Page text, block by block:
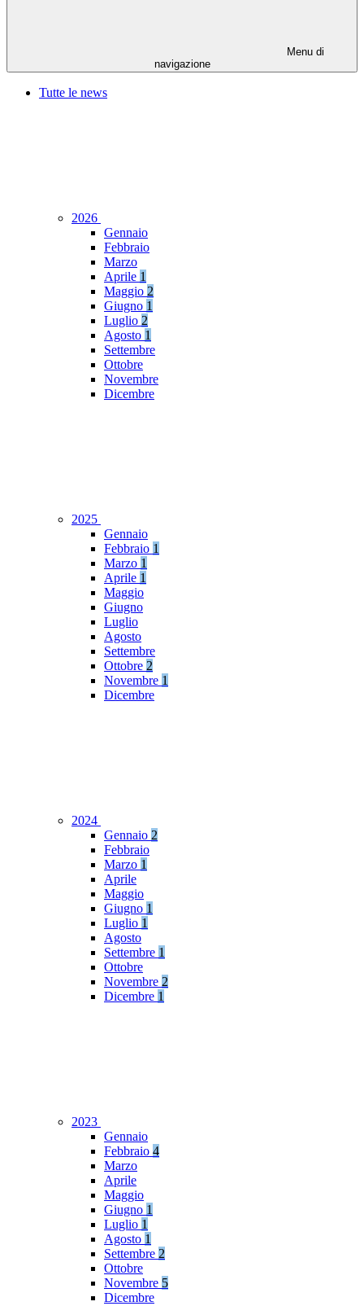
Menu di
navigazione
Tutte le news
2026
Gennaio
Febbraio
Marzo
Aprile 1
Maggio 2
Giugno 1
Luglio 2
Agosto 1
Settembre
Ottobre
Novembre
Dicembre
2025
Gennaio
Febbraio 1
Marzo 1
Aprile 1
Maggio
Giugno
Luglio
Agosto
Settembre
Ottobre 2
Novembre 1
Dicembre
2024
Gennaio 2
Febbraio
Marzo 1
Aprile
Maggio
Giugno 1
Luglio 1
Agosto
Settembre 1
Ottobre
Novembre 2
Dicembre 1
2023
Gennaio
Febbraio 4
Marzo
Aprile
Maggio
Giugno 1
Luglio 1
Agosto 1
Settembre 2
Ottobre
Novembre 5
Dicembre